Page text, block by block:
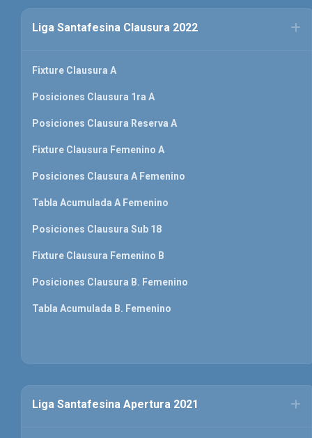
Liga Santafesina Clausura 2022
Fixture Clausura A
Posiciones Clausura 1ra A
Posiciones Clausura Reserva A
Fixture Clausura Femenino A
Posiciones Clausura A Femenino
Tabla Acumulada A Femenino
Posiciones Clausura Sub 18
Fixture Clausura Femenino B
Posiciones Clausura B. Femenino
Tabla Acumulada B. Femenino
Liga Santafesina Apertura 2021